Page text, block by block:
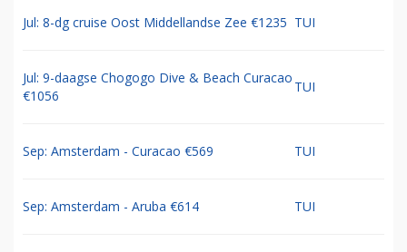
Jul: 8-dg cruise Oost Middellandse Zee €1235 TUI
Jul: 9-daagse Chogogo Dive & Beach Curacao
€1056
TUI
Sep: Amsterdam - Curacao €569 TUI
Sep: Amsterdam - Aruba €614 TUI